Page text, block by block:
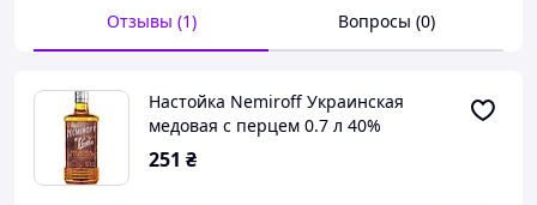
Отзывы (1) Вопросы (0)
Настойка Nemiroff Украинская
медовая с перцем 0.7 л 40%
(4820181420901)
251 ₴